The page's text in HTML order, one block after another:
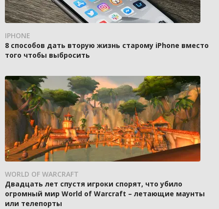
IPHONE
8 способов дать вторую жизнь старому iPhone вместо
того чтобы выбросить
WORLD OF WARCRAFT
Двадцать лет спустя игроки спорят, что убило
огромный мир World of Warcraft – летающие маунты
или телепорты